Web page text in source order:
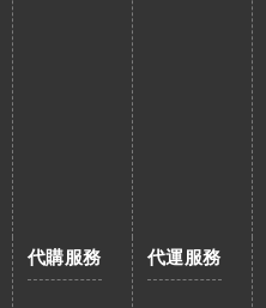
代購服務 代運服務